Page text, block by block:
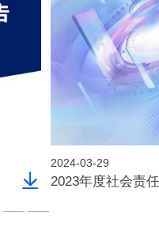
2024-03-29
2023年度社会责